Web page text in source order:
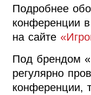
Подробнее
конференции
на сайте
Под брендом
регулярно
конференции,